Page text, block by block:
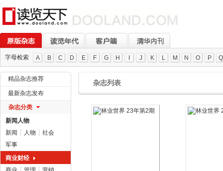
字母检索 A B C D E F G H J K L M N O P Q
精品杂志推荐
最新杂志发布
杂志分类
新闻人物
新闻 ┆ 人物 ┆ 社会
军事
商业财经
杂志列表